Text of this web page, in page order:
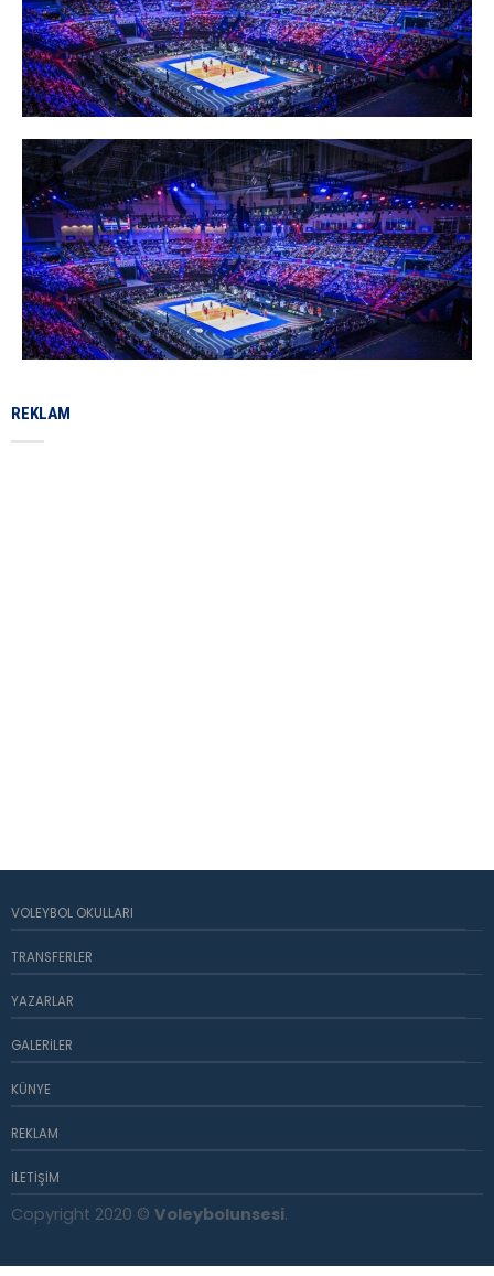
REKLAM
VOLEYBOL OKULLARI
TRANSFERLER
YAZARLAR
GALERILER
KÜNYE
REKLAM
İLETIŞIM
Copyright 2020 © Voleybolunsesi.